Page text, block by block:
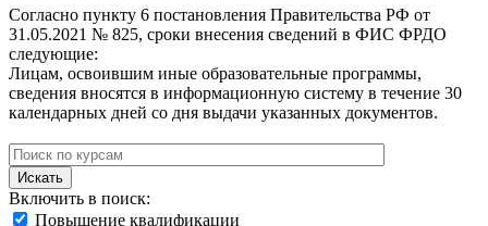
Согласно пункту 6 постановления Правительства РФ от
31.05.2021 № 825, сроки внесения сведений в ФИС ФРДО
следующие:
Лицам, освоившим иные образовательные программы,
сведения вносятся в информационную систему в течение 30
календарных дней со дня выдачи указанных документов.
Искать
Включить в поиск:
Повышение квалификации